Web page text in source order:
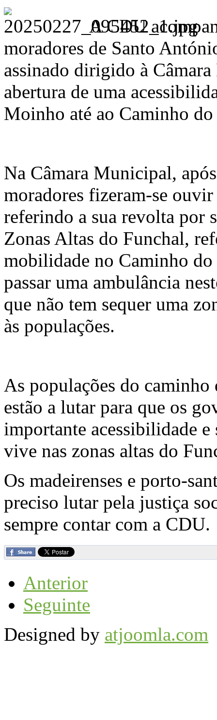
A CDU
moradores de Santo
assinado dirigido à
abertura de uma
Moinho até ao Caminho do
Na Câmara Municipal,
moradores fizeram-se
referindo a sua revolta por
Zonas Altas do Funchal,
mobilidade no Caminho
passar uma ambulância
que não tem sequer uma
às populações.
As populações do
estão a lutar para que os
importante acessibilidade
vive nas zonas altas do
Os madeirenses e porto-
preciso lutar pela justiça
sempre contar com a CDU.
Anterior
Seguinte
Designed by atjoomla.com